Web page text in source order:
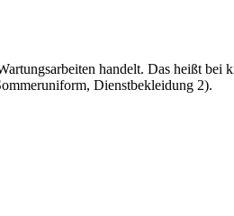
handelt. Das heißt bei
Dienstbekleidung 2).